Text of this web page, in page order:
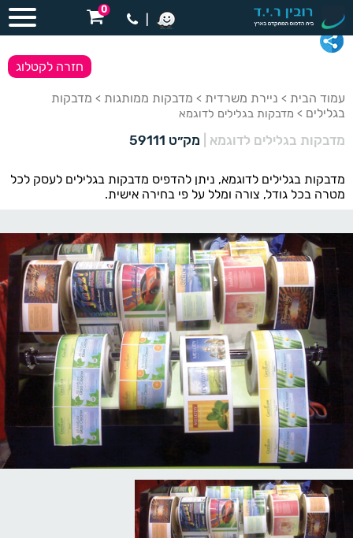
0
עמוד הבית > ניירת משרדית > מדבקות ממותגות > מדבקות
בגלילים > מדבקות בגלילים לדוגמא
מדבקות בגלילים לדוגמא מק״ט 59111
חזרה לקטלוג
מדבקות בגלילים לדוגמא, ניתן להדפיס מדבקות בגלילים לעסק לכל
מטרה בכל גודל, צורה ומלל על פי בחירה אישית.